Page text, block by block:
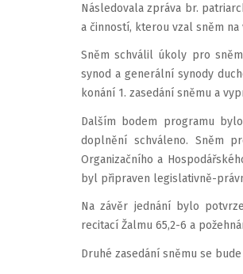
Následovala zpráva br.
a činností, kterou vzal sněm na
Sněm schválil úkoly pro
synod a generální synody
konání 1. zasedání sněmu a
Dalším bodem programu
doplnění schváleno. Sněm
Organizačního a
byl připraven legislativně-
Na závěr jednání bylo
recitací Žalmu 65,2-6 a
Druhé zasedání sněmu se